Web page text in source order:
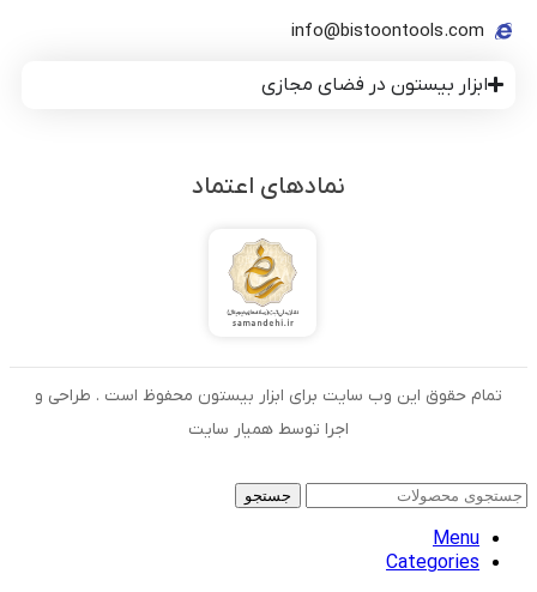
info@bistoontools.com
ابزار بیستون در فضای مجازی
نمادهای اعتماد
تمام حقوق این وب سایت برای ابزار بیستون محفوظ است . طراحی و
اجرا توسط همیار سایت
جستجو
Menu
Categories